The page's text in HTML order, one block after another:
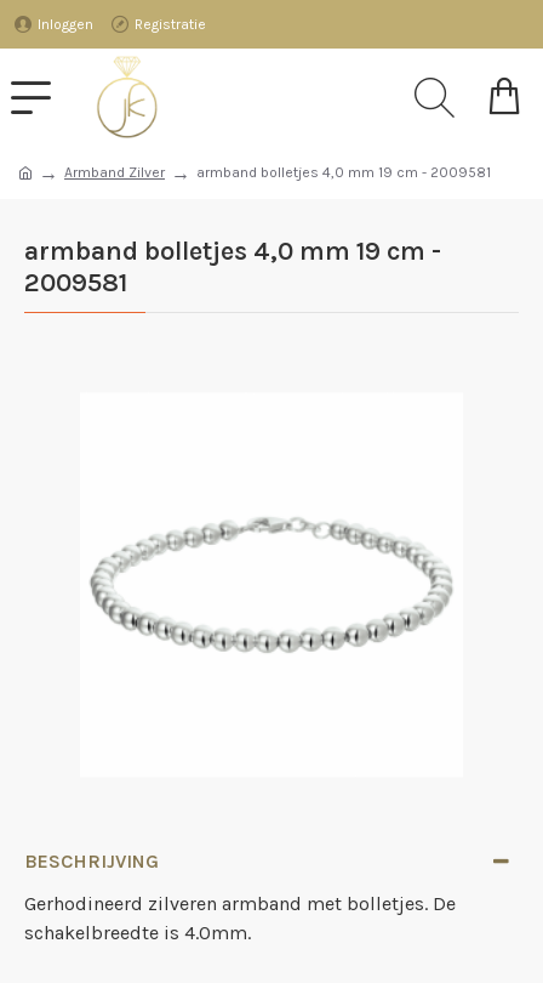
Inloggen Registratie
Armband Zilver armband bolletjes 4,0 mm 19 cm - 2009581
armband bolletjes 4,0 mm 19 cm -
2009581
BESCHRIJVING
Gerhodineerd zilveren armband met bolletjes. De
schakelbreedte is 4.0mm.